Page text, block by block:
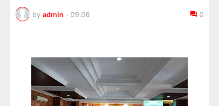
by admin - 09.06 0